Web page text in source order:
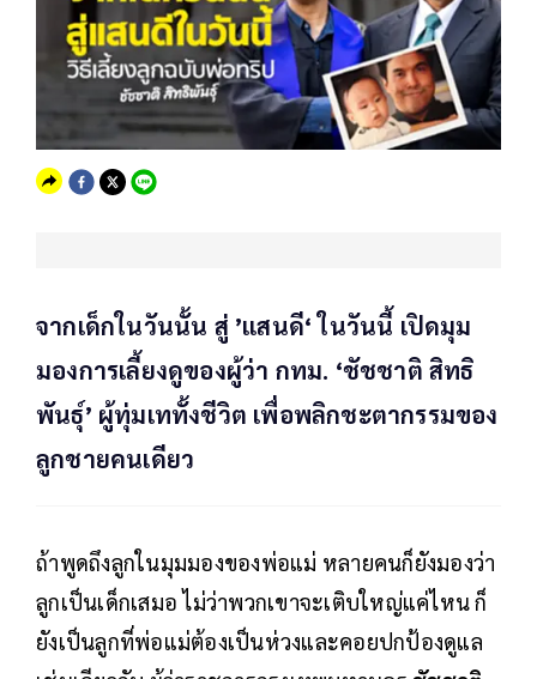
จากเด็กในวันนั้น สู่ ’แสนดี‘ ในวันนี้ เปิดมุม
มองการเลี้ยงดูของผู้ว่า กทม. ‘ชัชชาติ สิทธิ
พันธุ์’ ผู้ทุ่มเททั้งชีวิต เพื่อพลิกชะตากรรมของ
ลูกชายคนเดียว
ถ้าพูดถึงลูกในมุมมองของพ่อแม่ หลายคนก็ยังมองว่า
ลูกเป็นเด็กเสมอ ไม่ว่าพวกเขาจะเติบใหญ่แค่ไหน ก็
ยังเป็นลูกที่พ่อแม่ต้องเป็นห่วงและคอยปกป้องดูแล